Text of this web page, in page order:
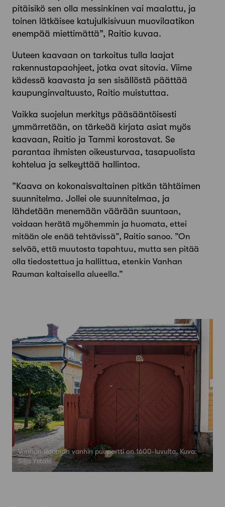
pitäisikö sen olla messinkinen vai maa­lattu, ja
toinen lätkäisee katujulkisivuun muovilaatikon
enem­pää miettimättä”, Raitio kuvaa.
Uuteen kaavaan on tarkoitus tulla laajat
rakennustapaoh­jeet, jotka ovat sitovia. Viime
kädessä kaavasta ja sen sisällöstä päättää
kaupunginvaltuusto, Raitio muistuttaa.
Vaikka suojelun merkitys pääsääntöisesti
ymmärretään, on tärkeää kirjata asiat myös
kaavaan, Raitio ja Tammi korostavat. Se
parantaa ihmisten oikeusturvaa, tasapuolista
kohtelua ja selkeyttää hallintoa.
”Kaava on kokonaisvaltainen pitkän tähtäimen
suunnitelma. Jollei ole suunnitelmaa, ja
lähdetään menemään väärään suun­taan,
voidaan herätä myöhemmin ja huomata, ettei
mitään ole enää tehtävissä”, Raitio sanoo. ”On
selvää, että muutosta tapah­tuu, mutta sen pitää
olla tiedostettua ja hallittua, etenkin Van­han
Rauman kaltaisella alueella.”
Vanhan Rauman vanhin puuportti on 1600-luvulta. Kuva:
Silja Ylitalo